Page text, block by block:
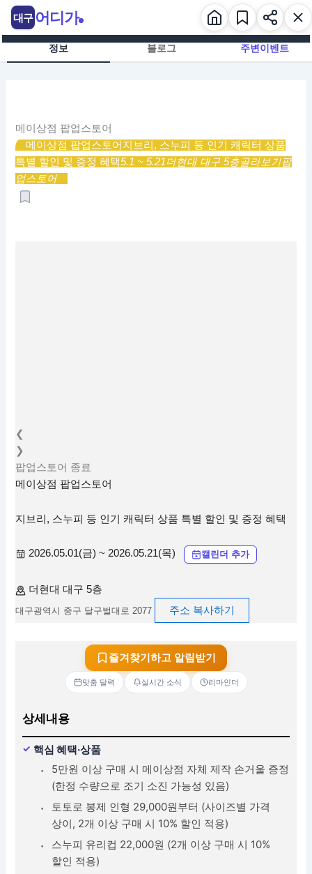
츠
정보 블로그 주변이벤트
메이상점 팝업스토어
메이상점 팝업스토어 지브리, 스누피 등 인기 캐릭터 상품
특별 할인 및 증정 혜택5.1 ~ 5.21더현대 대구 5층골라보기팝
업스토어
❮
❯
팝업스토어 종료
메이상점 팝업스토어
지브리, 스누피 등 인기 캐릭터 상품 특별 할인 및 증정 혜택
2026.05.01(금) ~ 2026.05.21(목) 캘린더 추가
더현대 대구 5층
대구광역시 중구 달구벌대로 2077 주소 복사하기
즐겨찾기하고 알림받기
맞춤 달력 실시간 소식 리마인더
상세내용
핵심 혜택·상품
5만원 이상 구매 시 메이상점 자체 제작 손거울 증정
(한정 수량으로 조기 소진 가능성 있음)
토토로 봉제 인형 29,000원부터 (사이즈별 가격
상이, 2개 이상 구매 시 10% 할인 적용)
스누피 유리컵 22,000원 (2개 이상 구매 시 10%
할인 적용)
대구 어디가